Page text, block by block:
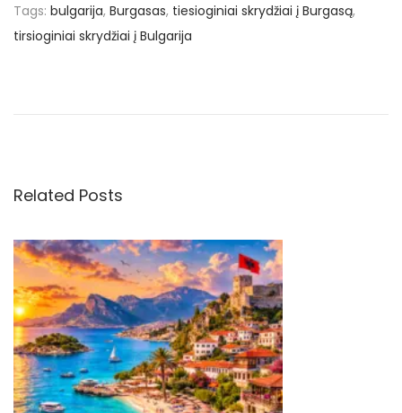
Tags: bulgarija, Burgasas, tiesioginiai skrydžiai į Burgasą,
tirsioginiai skrydžiai į Bulgarija
i
g
a
c
o
s
p
o
s
t
:
1
3
1
u
ž
s
k
r
Related Posts